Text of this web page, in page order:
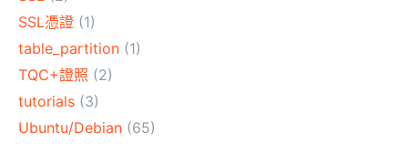
SSL憑證 (1)
table_partition (1)
TQC+證照 (2)
tutorials (3)
Ubuntu/Debian (65)